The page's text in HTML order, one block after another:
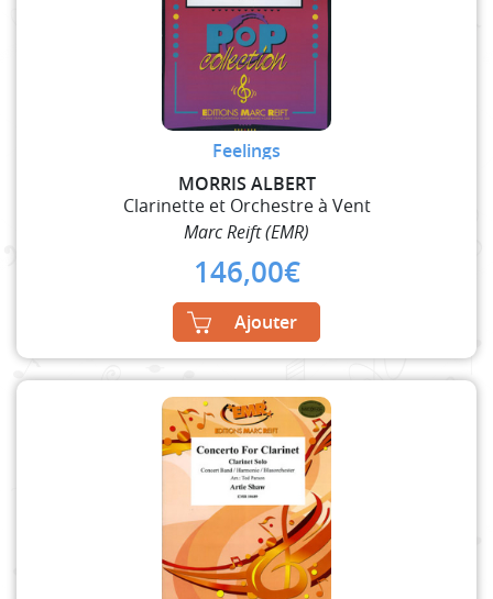
Feelings
MORRIS ALBERT
Clarinette et Orchestre à Vent
Marc Reift (EMR)
146,00€
Ajouter